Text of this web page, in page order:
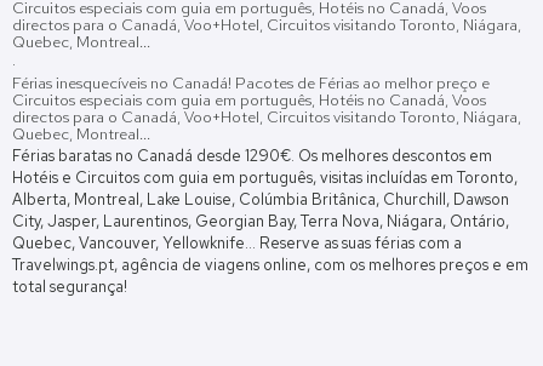
Circuitos especiais com guia em português, Hotéis no Canadá, Voos
directos para o Canadá, Voo+Hotel, Circuitos visitando Toronto, Niágara,
Quebec, Montreal...
·
Férias inesquecíveis no Canadá! Pacotes de Férias ao melhor preço e
Circuitos especiais com guia em português, Hotéis no Canadá, Voos
directos para o Canadá, Voo+Hotel, Circuitos visitando Toronto, Niágara,
Quebec, Montreal...
Férias baratas no Canadá desde 1290€. Os melhores descontos em
Hotéis e Circuitos com guia em português, visitas incluídas em Toronto,
Alberta, Montreal, Lake Louise, Colúmbia Britânica, Churchill, Dawson
City, Jasper, Laurentinos, Georgian Bay, Terra Nova, Niágara, Ontário,
Quebec, Vancouver, Yellowknife... Reserve as suas férias com a
Travelwings.pt, agência de viagens online, com os melhores preços e em
total segurança!